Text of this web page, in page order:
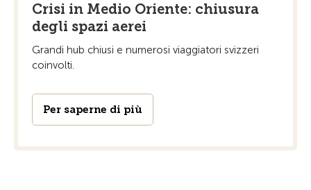
Crisi in Medio Oriente: chiusura
degli spazi aerei
Grandi hub chiusi e numerosi viaggiatori svizzeri
coinvolti.
Per saperne di più